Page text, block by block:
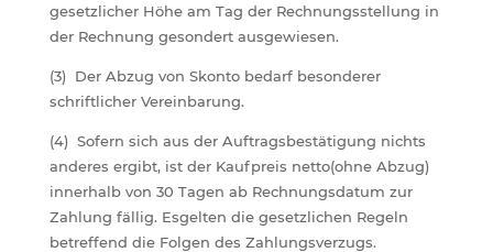
gesetzlicher Höhe am Tag der Rechnungsstellung in
der Rechnung gesondert ausgewiesen.
(3) Der Abzug von Skonto bedarf besonderer
schriftlicher Vereinbarung.
(4) Sofern sich aus der Auftragsbestätigung nichts
anderes ergibt, ist der Kaufpreis netto(ohne Abzug)
innerhalb von 30 Tagen ab Rechnungsdatum zur
Zahlung fällig. Esgelten die gesetzlichen Regeln
betreffend die Folgen des Zahlungsverzugs.